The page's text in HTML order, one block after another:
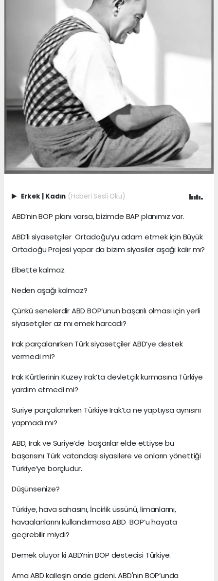
Erkek | Kadın (Haberi Sesli Oku)
ABD’nin BOP planı varsa, bizimde BAP planımız var.
ABD’li siyasetçiler Ortadoğu’yu adam etmek için Büyük
Ortadoğu Projesi yapar da bizim siyasiler aşağı kalır mı?
Elbette kalmaz.
Neden aşağı kalmaz?
Çünkü senelerdir ABD BOP’unun başarılı olması için yerli
siyasetçiler az mı emek harcadı?
Irak parçalanırken Türk siyasetçiler ABD’ye destek
vermedi mi?
Irak Kürtlerinin Kuzey Irak’ta devletçik kurmasına Türkiye
yardım etmedi mi?
Suriye parçalanırken Türkiye Irak’ta ne yaptıysa aynısını
yapmadı mı?
ABD, Irak ve Suriye’de başarılar elde ettiyse bu
başarısını Türk vatandaşı siyasilere ve onların yönettiği
Türkiye’ye borçludur.
Düşünsenize?
Türkiye, hava sahasını, İncirlik üssünü, limanlarını,
havaalanlarını kullandırmasa ABD BOP’u hayata
geçirebilir miydi?
Demek oluyor ki ABD’nin BOP destecisi Türkiye.
Ama ABD kalleşin önde gideni. ABD'nin BOP’unda